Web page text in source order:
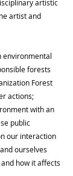
artistic
artist and
environmental
forests
Forest
actions;
with an
public
our interaction
ourselves
how it affects